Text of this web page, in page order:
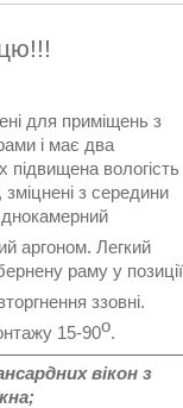
для приміщень з
і має два
вологість
з середини
аргоном. Легкий
раму у позиції
ззовні.
15-90о.
вікон з